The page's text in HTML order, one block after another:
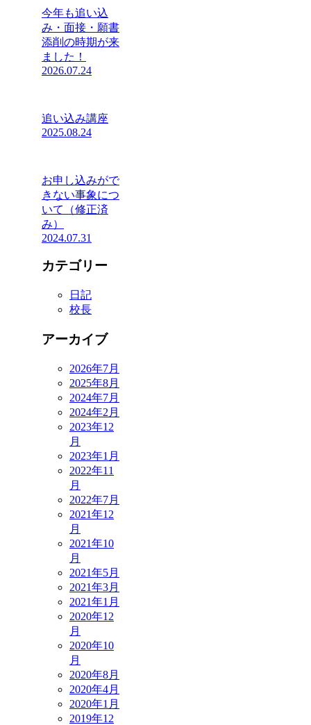
今年も追い込
み・面接・願書
添削の時期が来
ました！
2026.07.24
追い込み講座
2025.08.24
お申し込みがで
きない事象につ
いて（修正済
み）
2024.07.31
カテゴリー
日記
校長
アーカイブ
2026年7月
2025年8月
2024年7月
2024年2月
2023年12
月
2023年1月
2022年11
月
2022年7月
2021年12
月
2021年10
月
2021年5月
2021年3月
2021年1月
2020年12
月
2020年10
月
2020年8月
2020年4月
2020年1月
2019年12